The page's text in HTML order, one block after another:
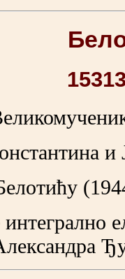
и
интегрално